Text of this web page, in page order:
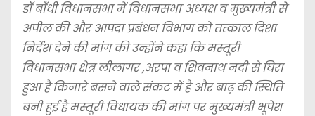
डॉ बाँधी विधानसभा में विधानसभा अध्यक्ष व मुख्यमंत्री से
अपील की और आपदा प्रबंधन विभाग को तत्काल दिशा
निर्देश देने की मांग की उन्होंने कहा कि मस्तूरी
विधानसभा क्षेत्र लीलागर ,अरपा व शिवनाथ नदी से घिरा
हुआ है किनारे बसने वाले संकट में है और बाढ़ की स्थिति
बनी हुई है मस्तूरी विधायक की मांग पर मुख्यमंत्री भूपेश